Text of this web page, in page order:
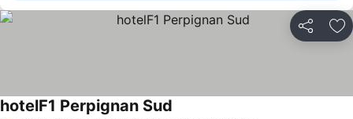
Partilhar
hotelF1 Perpignan Sud